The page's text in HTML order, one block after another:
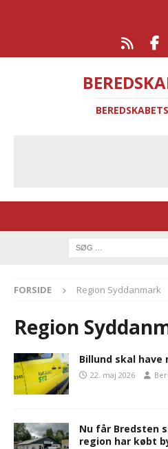
FORSIDE Region Syddanmark
Region
Billund skal
22. maj 2026
Nu får Bredsten
region har købt